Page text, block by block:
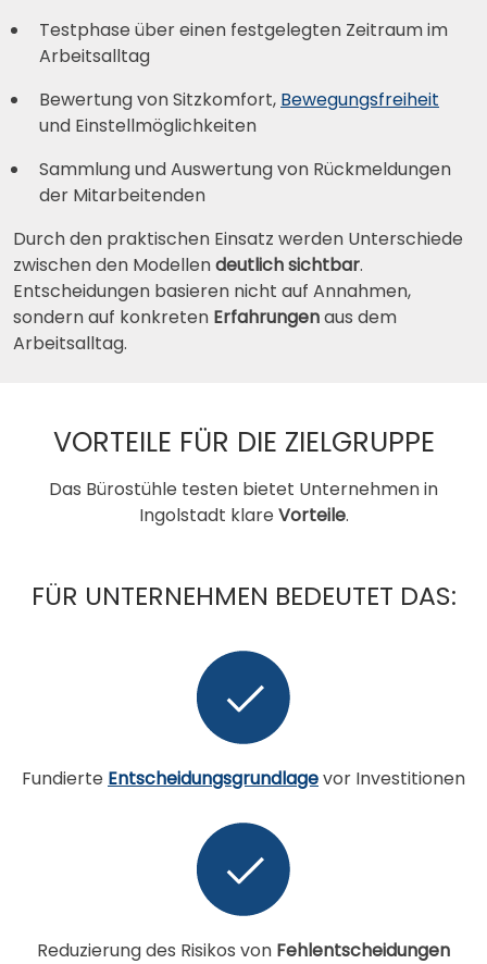
Testphase über einen festgelegten Zeitraum im
Arbeitsalltag
Bewertung von Sitzkomfort, Bewegungsfreiheit
und Einstellmöglichkeiten
Sammlung und Auswertung von Rückmeldungen
der Mitarbeitenden
Durch den praktischen Einsatz werden Unterschiede
zwischen den Modellendeutlich sichtbar.
Entscheidungen basieren nicht auf Annahmen,
sondern auf konkreten Erfahrungenaus dem
Arbeitsalltag.
VORTEILE FÜR DIE ZIELGRUPPE
Das Bürostühle testen bietet Unternehmen in
Ingolstadt klare Vorteile.
FÜR UNTERNEHMEN BEDEUTET DAS:
Fundierte Entscheidungsgrundlagevor Investitionen
Reduzierung des Risikos von Fehlentscheidungen